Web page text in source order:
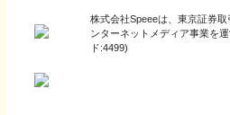
株式会社Speeeは、東京証券
ンターネットメディア事業を
ド:4499)